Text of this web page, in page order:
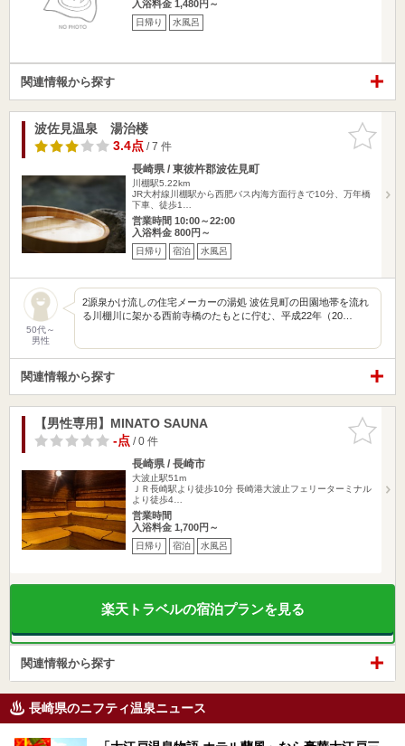
入浴料金 1,480円～
日帰り 水風呂
関連情報から探す
お気に入
りに追加
波佐見温泉 湯治楼
3.4点/ 7 件
長崎県 / 東彼杵郡波佐見町
川棚駅5.22km
JR大村線川棚駅から西肥バス内海方面行きで10分、万年橋
下車、徒歩1…
営業時間 10:00～22:00
入浴料金 800円～
日帰り 宿泊 水風呂
50代～
男性
2源泉かけ流しの住宅メーカーの湯処 波佐見町の田園地帯を流れ
る川棚川に架かる西前寺橋のたもとに佇む、平成22年（20…
関連情報から探す
お気に入
りに追加
【男性専用】MINATO SAUNA
-点/ 0 件
長崎県 / 長崎市
大波止駅51m
ＪＲ長崎駅より徒歩10分 長崎港大波止フェリーターミナル
より徒歩4…
営業時間
入浴料金 1,700円～
日帰り 宿泊 水風呂
楽天トラベルの宿泊プランを見る
関連情報から探す
長崎県のニフティ温泉ニュース